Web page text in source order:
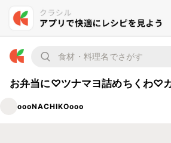
お弁当に♡ツナマヨ詰めちくわ♡
oooNACHIKOooo